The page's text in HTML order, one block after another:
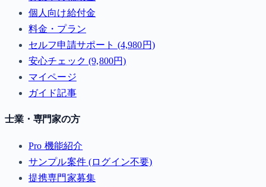
個人向け給付金
料金・プラン
セルフ申請サポート (4,980円)
安心チェック (9,800円)
マイページ
ガイド記事
士業・専門家の方
Pro 機能紹介
サンプル案件 (ログイン不要)
提携専門家募集